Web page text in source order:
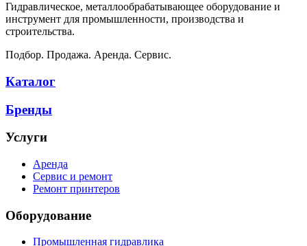
Гидравлическое, металлообрабатывающее оборудование и
инструмент для промышленности, производства и
строительства.
Подбор. Продажа. Аренда. Сервис.
Каталог
Бренды
Услуги
Аренда
Сервис и ремонт
Ремонт принтеров
Оборудование
Промышленная гидравлика